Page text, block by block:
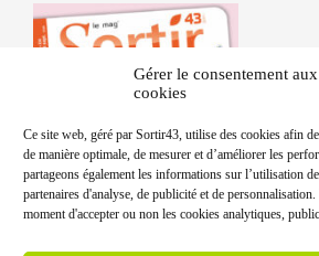
Gérer le consentement aux
cookies
Ce site web, géré par Sortir43, utilise des cookies afin
de manière optimale, de mesurer et d’améliorer les
partageons également les informations sur l’utilisation
partenaires d'analyse, de publicité et de
moment d'accepter ou non les cookies analytiques,